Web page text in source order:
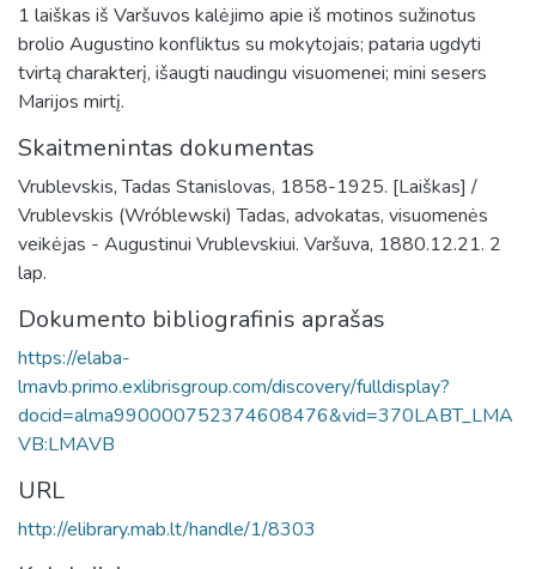
1 laiškas iš Varšuvos kalėjimo apie iš motinos sužinotus
brolio Augustino konfliktus su mokytojais; pataria ugdyti
tvirtą charakterį, išaugti naudingu visuomenei; mini sesers
Marijos mirtį.
Skaitmenintas dokumentas
Vrublevskis, Tadas Stanislovas, 1858-1925. [Laiškas] /
Vrublevskis (Wróblewski) Tadas, advokatas, visuomenės
veikėjas - Augustinui Vrublevskiui. Varšuva, 1880.12.21. 2
lap.
Dokumento bibliografinis aprašas
https://elaba-
lmavb.primo.exlibrisgroup.com/discovery/fulldisplay?
docid=alma990000752374608476&vid=370LABT_LMA
VB:LMAVB
URL
http://elibrary.mab.lt/handle/1/8303